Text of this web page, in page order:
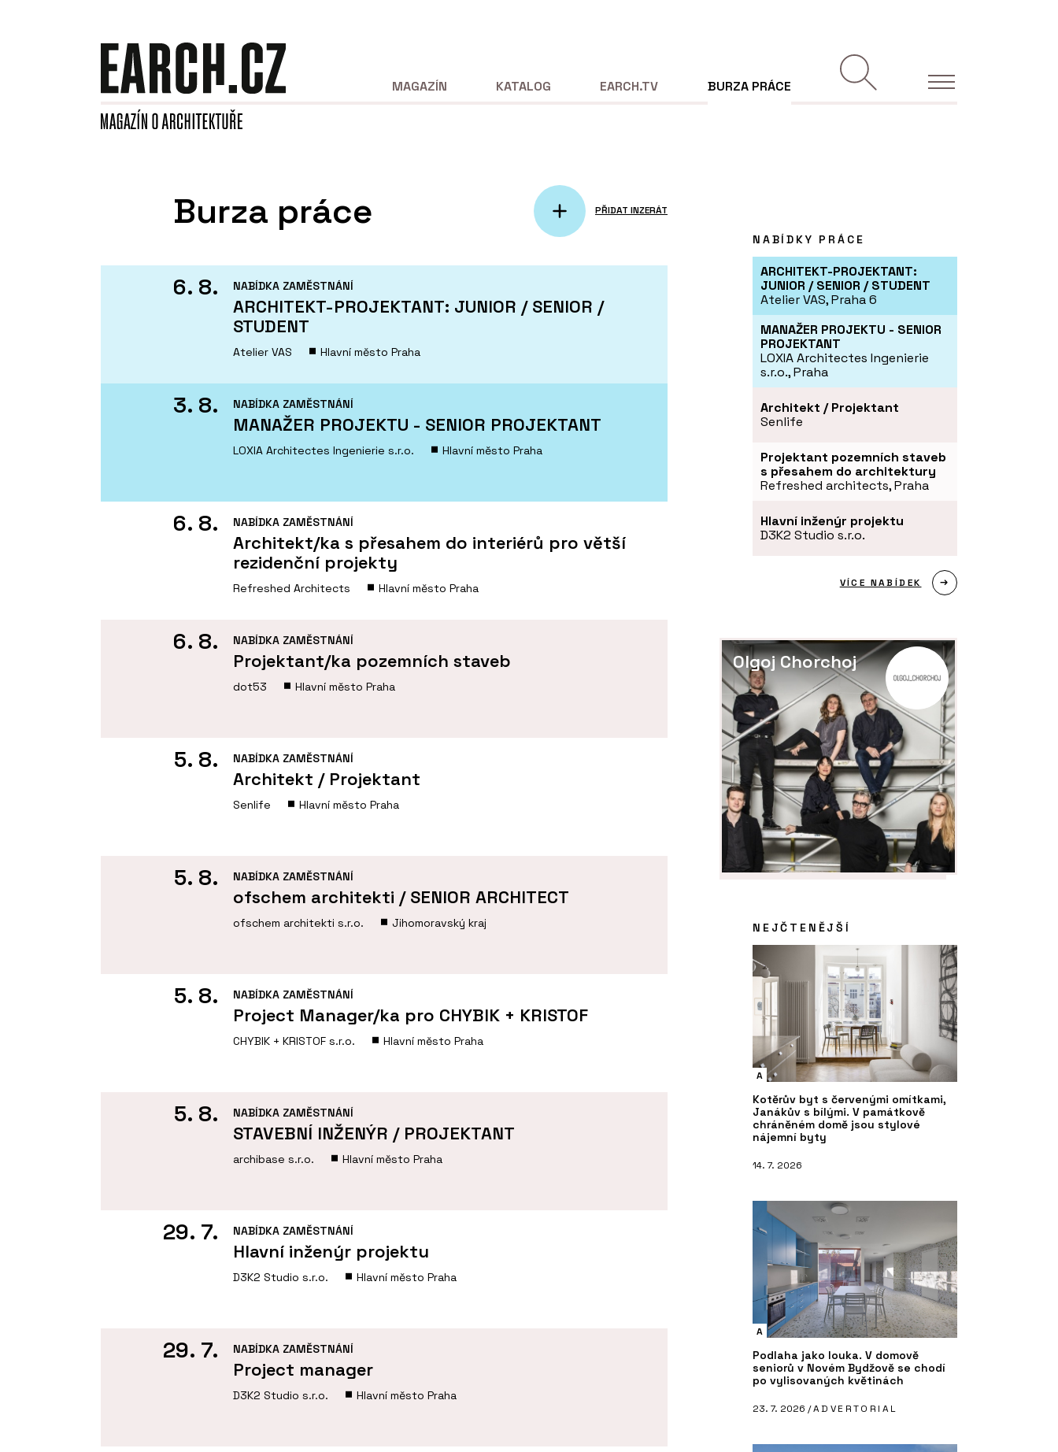
MAGAZÍN KATALOG EARCH.TV BURZA PRÁCE
Burza práce PŘIDAT INZERÁT
6. 8. NABÍDKA ZAMĚSTNÁNÍ
ARCHITEKT-PROJEKTANT: JUNIOR / SENIOR /
STUDENT
Atelier VAS Hlavní město Praha
3. 8. NABÍDKA ZAMĚSTNÁNÍ
MANAŽER PROJEKTU - SENIOR PROJEKTANT
LOXIA Architectes Ingenierie s.r.o. Hlavní město Praha
6. 8. NABÍDKA ZAMĚSTNÁNÍ
Architekt/ka s přesahem do interiérů pro větší
rezidenční projekty
Refreshed Architects Hlavní město Praha
6. 8. NABÍDKA ZAMĚSTNÁNÍ
Projektant/ka pozemních staveb
dot53 Hlavní město Praha
5. 8. NABÍDKA ZAMĚSTNÁNÍ
Architekt / Projektant
Senlife Hlavní město Praha
5. 8. NABÍDKA ZAMĚSTNÁNÍ
ofschem architekti / SENIOR ARCHITECT
ofschem architekti s.r.o. Jihomoravský kraj
5. 8. NABÍDKA ZAMĚSTNÁNÍ
Project Manager/ka pro CHYBIK + KRISTOF
CHYBIK + KRISTOF s.r.o. Hlavní město Praha
5. 8. NABÍDKA ZAMĚSTNÁNÍ
STAVEBNÍ INŽENÝR / PROJEKTANT
archibase s.r.o. Hlavní město Praha
29. 7. NABÍDKA ZAMĚSTNÁNÍ
Hlavní inženýr projektu
D3K2 Studio s.r.o. Hlavní město Praha
29. 7. NABÍDKA ZAMĚSTNÁNÍ
Project manager
D3K2 Studio s.r.o. Hlavní město Praha
NABÍDKY PRÁCE
ARCHITEKT-PROJEKTANT:
JUNIOR / SENIOR / STUDENT
Atelier VAS, Praha 6
MANAŽER PROJEKTU - SENIOR
PROJEKTANT
LOXIA Architectes Ingenierie
s.r.o., Praha
Architekt / Projektant
Senlife
Projektant pozemních staveb
s přesahem do architektury
Refreshed architects, Praha
Hlavní inženýr projektu
D3K2 Studio s.r.o.
VÍCE NABÍDEK
Olgoj Chorchoj
NEJČTENĚJŠÍ
A
Kotěrův byt s červenými omítkami,
Janákův s bílými. V památkově
chráněném domě jsou stylové
nájemní byty
14. 7. 2026
A
Podlaha jako louka. V domově
seniorů v Novém Bydžově se chodí
po vylisovaných květinách
23. 7. 2026 /ADVERTORIAL